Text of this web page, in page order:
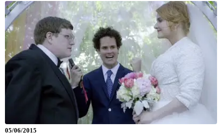
05/06/2015